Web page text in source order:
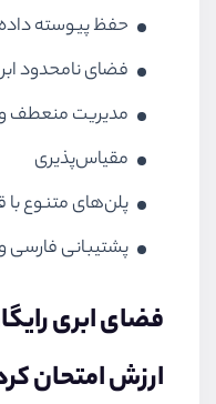
حفظ پیوسته
فضای نامحدود
مدیریت منعطف
مقیاس‌پذیری
پلن‌های متنوع
پشتیبانی فارسی
فضای ابری
ارزش امتحان